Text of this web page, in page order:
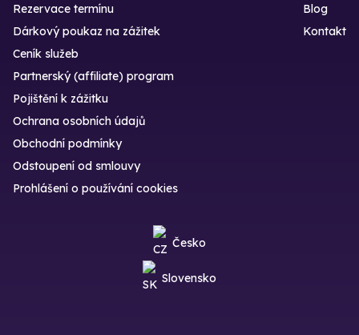
Rezervace termínu
Dárkový poukaz na zážitek
Blog
Kontakt
Ceník služeb
Partnerský (affiliate) program
Pojištění k zážitku
Ochrana osobních údajů
Obchodní podmínky
Odstoupení od smlouvy
Prohlášení o používání cookies
Česko
Slovensko